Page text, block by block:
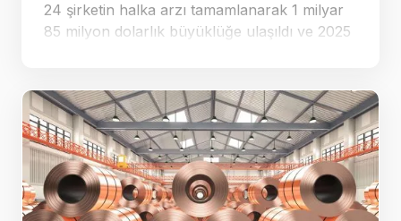
24 şirketin halka arzı tamamlanarak 1 milyar
85 milyon dolarlık büyüklüğe ulaşıldı ve 2025
tamamını …